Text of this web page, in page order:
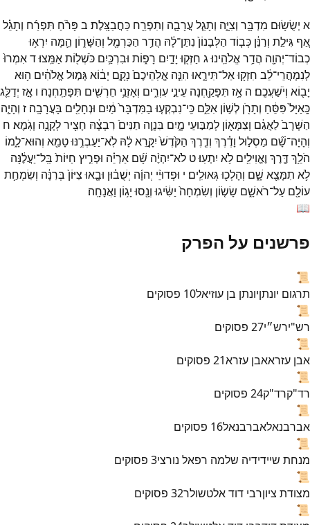
א יְשֻׂשׂ֥וּם מִדְבָּ֖ר וְצִיָּ֑ה וְתָגֵ֧לעֲרָבָ֛ה וְתִפְרַ֖ח כַּחֲבַצָּֽלֶת׃ ב פָּרֹ֨חַ תִּפְרַ֜ח וְתָגֵ֗ל
אַ֚ף גִּילַ֣ת וְרַנֵּ֔ן כְּב֤וֹד הַלְּבָנוֹן֙ נִתַּן־לָ֔הּ הֲדַ֥ר הַכַּרְמֶ֖ל וְהַשָּׁר֑וֹן הֵ֛מָּה יִרְא֥וּ
כְבוֹד־יְהוָ֖ה הֲדַ֥ראֱלֹהֵֽינוּ׃ג חַזְּק֖וּ יָדַ֣יִם רָפ֑וֹת וּבִרְכַּ֥יִם כֹּשְׁל֖וֹתאַמֵּֽצוּ׃דאִמְרוּ֙
לְנִמְהֲרֵי־לֵ֔ב חִזְק֖וּאַל־תִּירָ֑אוּ הִנֵּ֤ה אֱלֹֽהֵיכֶם֙ נָקָ֣ם יָב֔וֹאגְּמ֣וּלאֱלֹהִ֔ים ה֥וּא
יָב֖וֹא וְיֹשַׁעֲכֶֽם׃ ה אָ֥ז תִּפָּקַ֖חְנָה עֵינֵ֣י עִוְרִ֑ים וְאָזְנֵ֥י חֵרְשִׁ֖ים תִּפָּתַֽחְנָה׃ ו אָ֣ז יְדַלֵּ֤ג
כָּֽאַיָּל֙ פִּסֵּ֔חַ וְתָרֹ֖ן לְשׁ֣וֹן אִלֵּ֑ם כִּֽי־נִבְקְע֤וּ בַמִּדְבָּר֙ מַ֔יִם וּנְחָלִ֖ים בָּעֲרָבָֽה׃ ז וְהָיָ֤ה
הַשָּׁרָב֙לַאֲגַ֔ם וְצִמָּא֖וֹן לְמַבּ֣וּעֵי מָ֑יִם בִּנְוֵ֤ה תַנִּים֙ רִבְצָ֔הּ חָצִ֖ירלְקָנֶ֥ה וָגֹֽמֶא׃ ח
וְהָיָה־שָׁ֞ם מַסְל֣וּל וָדֶ֗רֶךְ וְדֶ֤רֶךְ הַקֹּ֙דֶשׁ֙ יִקָּ֣רֵאלָ֔הּ לֹֽא־יַעַבְרֶ֥נּוּטָמֵ֖א וְהוּא־לָ֑מוֹ
הֹלֵ֥ךְדֶּ֛רֶךְ וֶאֱוִילִ֖ים לֹ֥א יִתְעֽוּ׃ט לֹא־יִהְיֶ֨ה שָׁ֜ם אַרְיֵ֗ה וּפְרִ֤יץ חַיּוֹת֙ בַּֽל־יַעֲלֶ֔נָּה
לֹ֥א תִמָּצֵ֖א שָׁ֑ם וְהָלְכ֖וּגְּאוּלִֽים׃ י וּפְדוּיֵ֨י יְהוָ֜ה יְשֻׁב֗וּן וּבָ֤אוּ צִיּוֹן֙ בְּרִנָּ֔ה וְשִׂמְחַ֥ת
עוֹלָ֖ם עַל־רֹאשָׁ֑ם שָׂשׂ֤וֹן וְשִׂמְחָה֙ יַשִּׂ֔יגוּ וְנָ֖סוּ יָג֥וֹן וַאֲנָחָֽה׃
📖
פרשנים על הפרק
📜
תרגום יונתןיונתן בן עוזיאל10 פסוקים
📜
רש"ירש״י27 פסוקים
📜
אבן עזראאבן עזרא21 פסוקים
📜
רד"קרד"ק24 פסוקים
📜
אברבנאלאברבנאל16 פסוקים
📜
מנחת שיידידיה שלמה רפאל נורצי3 פסוקים
📜
מצודת ציוןרבי דוד אלטשולר32 פסוקים
📜